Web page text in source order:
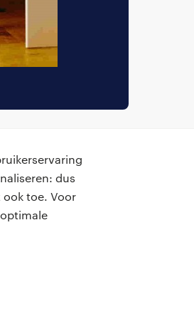
dus
ook toe. Voor